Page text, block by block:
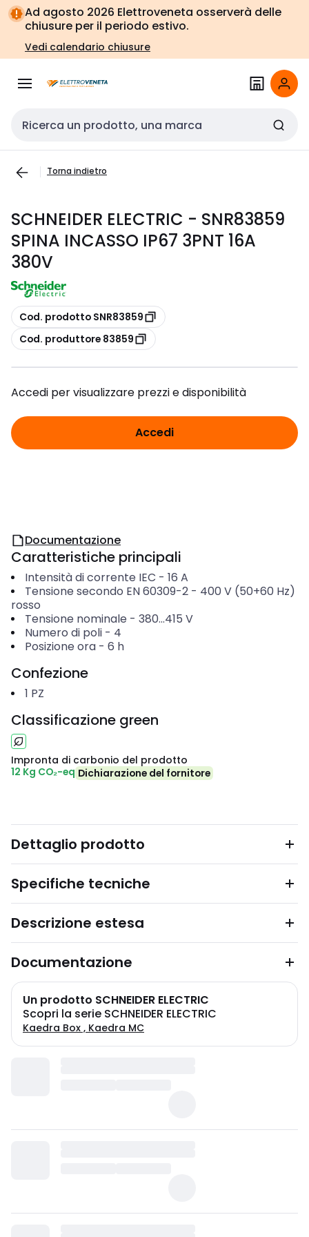
Vai alla
navigazione
Vai
alla
pagina
Ad agosto 2026 Elettroveneta osserverà delle
chiusure per il periodo estivo.
Vedi calendario chiusure
Cerca input
Torna indietro
SCHNEIDER ELECTRIC - SNR83859
SPINA INCASSO IP67 3PNT 16A
380V
copia
Cod. prodotto SNR83859
copia
Cod. produttore 83859
Accedi per visualizzare prezzi e disponibilità
Accedi
Documentazione
Caratteristiche principali
Intensità di corrente IEC - 16 A
Tensione secondo EN 60309-2- 400 V (50+60 Hz)
rosso
Tensione nominale - 380...415 V
Numero di poli- 4
Posizione ora- 6 h
Confezione
1 PZ
Classificazione green
Impronta di carbonio del prodotto
12 Kg CO₂-eq Dichiarazione del fornitore
Dettaglio prodotto
Specifiche tecniche
Descrizione estesa
Documentazione
Un prodotto SCHNEIDER ELECTRIC
Scopri la serie SCHNEIDER ELECTRIC
Kaedra Box , Kaedra MC